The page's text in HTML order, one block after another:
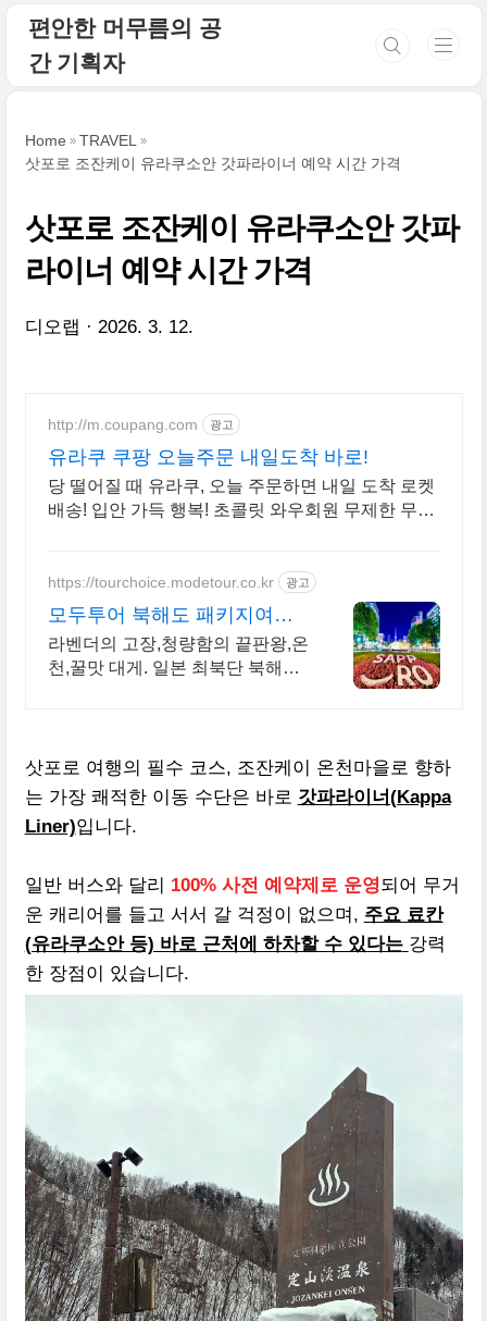
편안한 머무름의 공
간 기획자
Home
TRAVEL
삿포로 조잔케이 유라쿠소안 갓파라이너 예약 시간 가격
삿포로 조잔케이 유라쿠소안 갓파
라이너 예약 시간 가격
디오랩 2026. 3. 12.
http://m.coupang.com 광고
유라쿠 쿠팡 오늘주문 내일도착 바로!
당 떨어질 때 유라쿠, 오늘 주문하면 내일 도착 로켓
배송! 입안 가득 행복! 초콜릿 와우회원 무제한 무료
https://tourchoice.modetour.co.kr 광고
모두투어 북해도 패키지여행
온천,대게,야경 하면 북해도
라벤더의 고장,청량함의 끝판왕,온
천,꿀맛 대게. 일본 최북단 북해도
삿포로 여행의 필수 코스, 조잔케이 온천마을로 향하
는 가장 쾌적한 이동 수단은 바로 갓파라이너(Kappa
Liner)입니다.
일반 버스와 달리 100% 사전 예약제로 운영되어 무거
운 캐리어를 들고 서서 갈 걱정이 없으며, 주요 료칸
(유라쿠소안 등) 바로 근처에 하차할 수 있다는 강력
한 장점이 있습니다.